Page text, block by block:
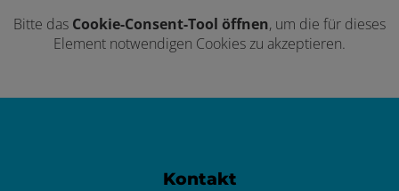
Bitte das Cookie-Consent-Tool öffnen, um die für dieses
Element notwendigen Cookies zu akzeptieren.
Kontakt